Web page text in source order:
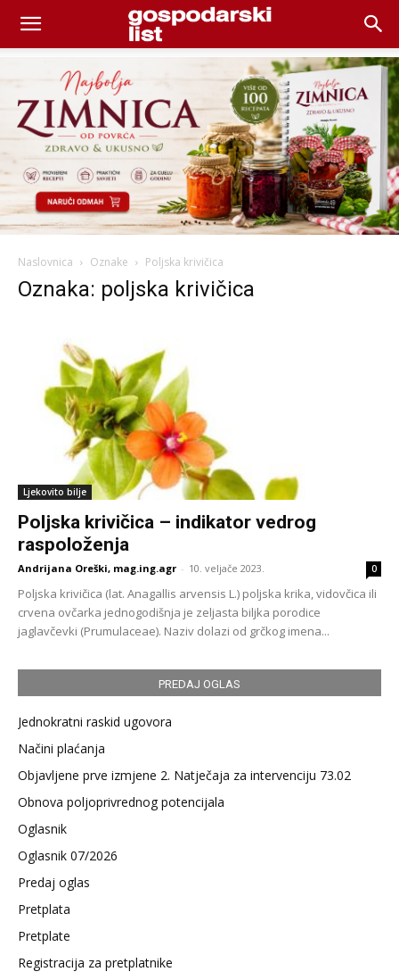
Naslovnica Oznake Poljska krivičica
Oznaka: poljska krivičica
Ljekovito bilje
Poljska krivičica – indikator vedrog
raspoloženja
Andrijana Oreški, mag.ing.agr - 10. veljače 2023. 0
Poljska krivičica (lat. Anagallis arvensis L.) poljska krika, vidovčica ili
crvena ovčarka jednogodišnja je zeljasta biljka porodice
jaglavčevki (Prumulaceae). Naziv dolazi od grčkog imena...
PREDAJ OGLAS
Jednokratni raskid ugovora
Načini plaćanja
Objavljene prve izmjene 2. Natječaja za intervenciju 73.02
Obnova poljoprivrednog potencijala
Oglasnik
Oglasnik 07/2026
Predaj oglas
Pretplata
Pretplate
Registracija za pretplatnike